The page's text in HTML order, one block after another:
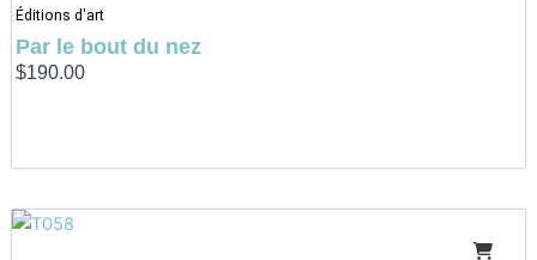
Éditions d'art
Par le bout du nez
$190.00